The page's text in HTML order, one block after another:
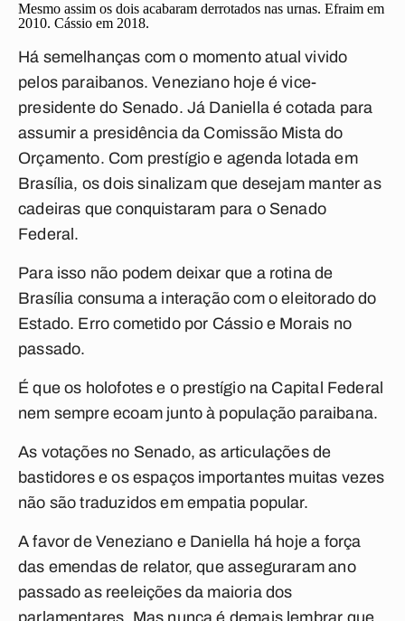
Mesmo assim os dois acabaram derrotados nas urnas. Efraim em
2010. Cássio em 2018.
Há semelhanças com o momento atual vivido
pelos paraibanos. Veneziano hoje é vice-
presidente do Senado. Já Daniella é cotada para
assumir a presidência da Comissão Mista do
Orçamento. Com prestígio e agenda lotada em
Brasília, os dois sinalizam que desejam manter as
cadeiras que conquistaram para o Senado
Federal.
Para isso não podem deixar que a rotina de
Brasília consuma a interação com o eleitorado do
Estado. Erro cometido por Cássio e Morais no
passado.
É que os holofotes e o prestígio na Capital Federal
nem sempre ecoam junto à população paraibana.
As votações no Senado, as articulações de
bastidores e os espaços importantes muitas vezes
não são traduzidos em empatia popular.
A favor de Veneziano e Daniella há hoje a força
das emendas de relator, que asseguraram ano
passado as reeleições da maioria dos
parlamentares. Mas nunca é demais lembrar que